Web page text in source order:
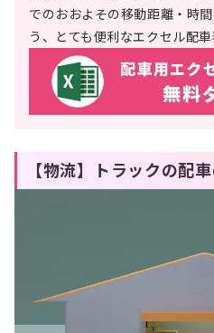
でのおおよその移動距離・時
う、とても便利なエクセル配車
【物流】トラックの配